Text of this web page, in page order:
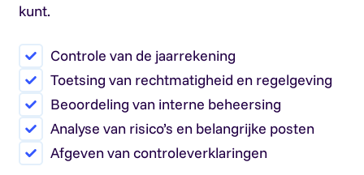
kunt.
Controle van de jaarrekening
Toetsing van rechtmatigheid en regelgeving
Beoordeling van interne beheersing
Analyse van risico’s en belangrijke posten
Afgeven van controleverklaringen